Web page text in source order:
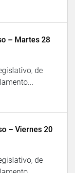
– Martes 28
de
– Viernes 20
de